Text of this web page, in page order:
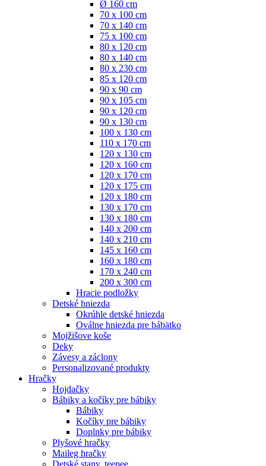
Ø 160 cm
70 x 100 cm
70 x 140 cm
75 x 100 cm
80 x 120 cm
80 x 140 cm
80 x 230 cm
85 x 120 cm
90 x 90 cm
90 x 105 cm
90 x 120 cm
90 x 130 cm
100 x 130 cm
110 x 170 cm
120 x 130 cm
120 x 160 cm
120 x 170 cm
120 x 175 cm
120 x 180 cm
130 x 170 cm
130 x 180 cm
140 x 200 cm
140 x 210 cm
145 x 160 cm
160 x 180 cm
170 x 240 cm
200 x 300 cm
Hracie podložky
Detské hniezda
Okrúhle detské hniezda
Oválne hniezda pre bábätko
Mojžišove koše
Deky
Závesy a záclony
Personalizované produkty
Hračky
Hojdačky
Bábiky a kočíky pre bábiky
Bábiky
Kočíky pre bábiky
Doplnky pre bábiky
Plyšové hračky
Maileg hračky
Detské stany, teepee